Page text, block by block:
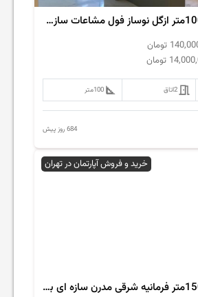
فروش آپارتمان 100متر ازگل نوساز فول مشاعات سازه ای برند
تومان
تومان
2اتاق 100متر
684 روز پیش
خرید و فروش آپارتمان در تهران
فروش آپارتمان 150متر فرمانیه شرقی مدرن سازه ای به نام